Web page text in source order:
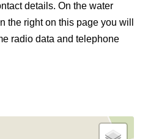
details. On the water
the right on this page you will
radio data and telephone